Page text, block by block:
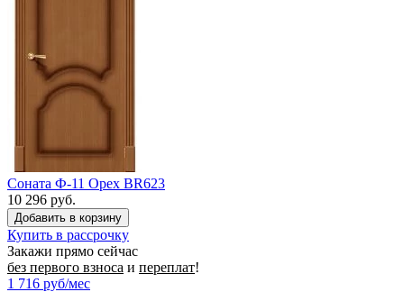
Соната Ф-11 Орех BR623
10 296 руб.
Купить в рассрочку
Закажи прямо сейчас
без первого взноса и переплат!
1 716 руб/мес